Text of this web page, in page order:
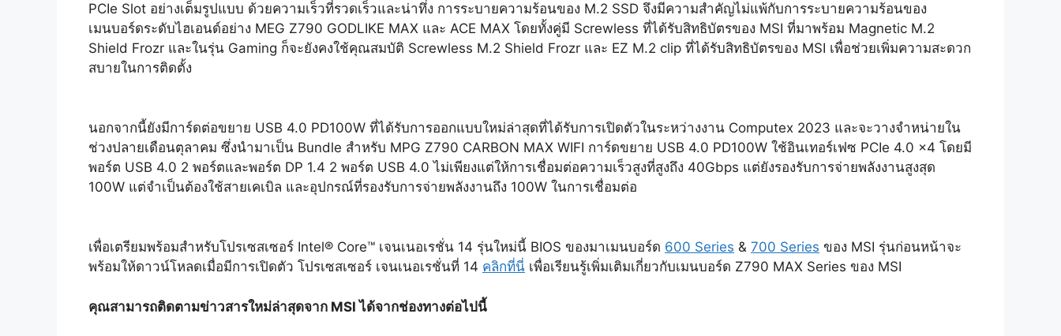
PCIe Slot อย่างเต็มรูปแบบ ด้วยความเร็วที่รวดเร็วและน่าทึ่ง การระบายความร้อนของ M.2 SSD จึงมีความสำคัญไม่แพ้กับการระบายความร้อนของ
เมนบอร์ดระดับไฮเอนด์อย่าง MEG Z790 GODLIKE MAX และ ACE MAX โดยทั้งคู่มี Screwless ที่ได้รับสิทธิบัตรของ MSI ที่มาพร้อม Magnetic M.2
Shield Frozr และในรุ่น Gaming ก็จะยังคงใช้คุณสมบัติ Screwless M.2 Shield Frozr และ EZ M.2 clip ที่ได้รับสิทธิบัตรของ MSI เพื่อช่วยเพิ่มความสะดวก
สบายในการติดตั้ง
นอกจากนี้ยังมีการ์ดต่อขยาย USB 4.0 PD100W ที่ได้รับการออกแบบใหม่ล่าสุดที่ได้รับการเปิดตัวในระหว่างงาน Computex 2023 และจะวางจำหน่ายใน
ช่วงปลายเดือนตุลาคม ซึ่งนำมาเป็น Bundle สำหรับ MPG Z790 CARBON MAX WIFI การ์ดขยาย USB 4.0 PD100W ใช้อินเทอร์เฟซ PCIe 4.0 x4 โดยมี
พอร์ต USB 4.0 2 พอร์ตและพอร์ต DP 1.4 2 พอร์ต USB 4.0 ไม่เพียงแต่ให้การเชื่อมต่อความเร็วสูงที่สูงถึง 40Gbps แต่ยังรองรับการจ่ายพลังงานสูงสุด
100W แต่จำเป็นต้องใช้สายเคเบิล และอุปกรณ์ที่รองรับการจ่ายพลังงานถึง 100W ในการเชื่อมต่อ
เพื่อเตรียมพร้อมสำหรับโปรเซสเซอร์ Intel® Core™ เจนเนอเรชั่น 14 รุ่นใหม่นี้ BIOS ของมาเมนบอร์ด 600 Series & 700 Series ของ MSI รุ่นก่อนหน้าจะ
พร้อมให้ดาวน์โหลดเมื่อมีการเปิดตัว โปรเซสเซอร์ เจนเนอเรชั่นที่ 14 คลิกที่นี่ เพื่อเรียนรู้เพิ่มเติมเกี่ยวกับเมนบอร์ด Z790 MAX Series ของ MSI
คุณสามารถติดตามข่าวสารใหม่ล่าสุดจาก MSI ได้จากช่องทางต่อไปนี้